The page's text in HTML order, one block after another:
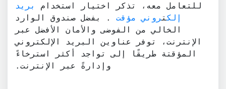
للتعامل معه، تذكر اختيار استخدام
بريد
إلكتروني مؤقت . بفضل صندوق الوارد
الخالي من الفوضى والأمان الأفضل عبر
الإنترنت، توفر عناوين البريد الإلكتروني
المؤقتة طريقًا إلى تواجد أكثر استرخاءً
وإدارةً عبر الإنترنت.